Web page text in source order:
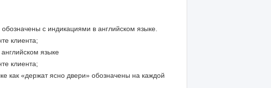
с индикациями в английском языке.
клиента;
языке
клиента;
как «держат ясно двери» обозначены на каждой